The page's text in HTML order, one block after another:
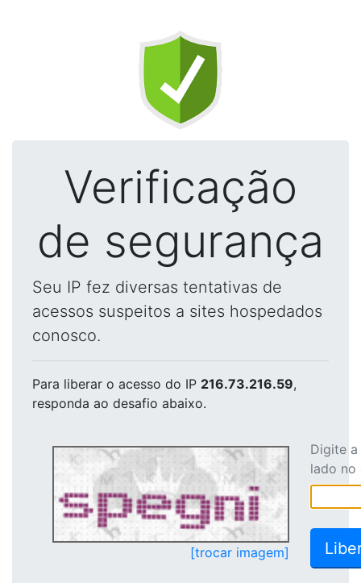
Verificação
de segurança
Seu IP fez diversas tentativas de
acessos suspeitos a sites hospedados
conosco.
Para liberar o acesso do IP 216.73.216.59,
responda ao desafio abaixo.
[trocar imagem]
Digite
lado no